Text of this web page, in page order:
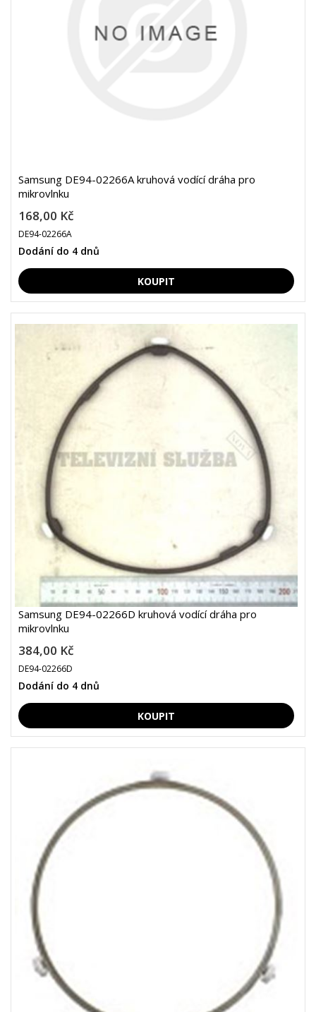
Samsung DE94-02266A kruhová vodící dráha pro
mikrovlnku
168,00 Kč
DE94-02266A
Dodání do 4 dnů
Samsung DE94-02266D kruhová vodící dráha pro
mikrovlnku
384,00 Kč
DE94-02266D
Dodání do 4 dnů